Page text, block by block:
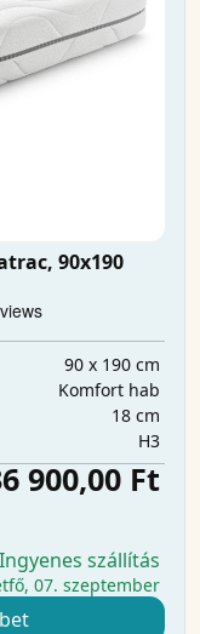
90x190
90 x 190 cm
Komfort hab
18 cm
H3
900,00 Ft
Ingyenes szállítás
07. szeptember